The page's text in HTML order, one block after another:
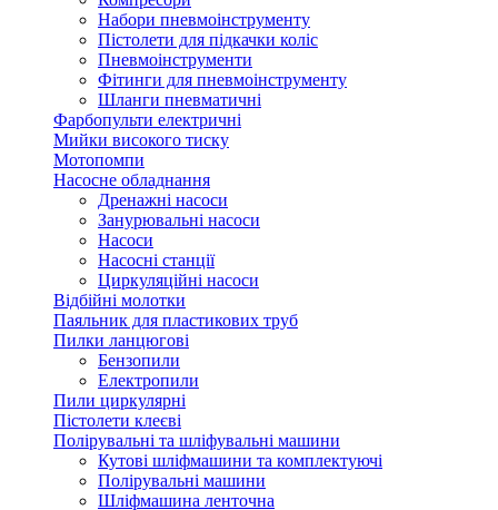
Набори пневмоінструменту
Пістолети для підкачки коліс
Пневмоінструменти
Фітинги для пневмоінструменту
Шланги пневматичні
Фарбопульти електричні
Мийки високого тиску
Мотопомпи
Насосне обладнання
Дренажні насоси
Занурювальні насоси
Насоси
Насосні станції
Циркуляційні насоси
Відбійні молотки
Паяльник для пластикових труб
Пилки ланцюгові
Бензопили
Електропили
Пили циркулярні
Пістолети клеєві
Полірувальні та шліфувальні машини
Кутові шліфмашини та комплектуючі
Полірувальні машини
Шліфмашина ленточна